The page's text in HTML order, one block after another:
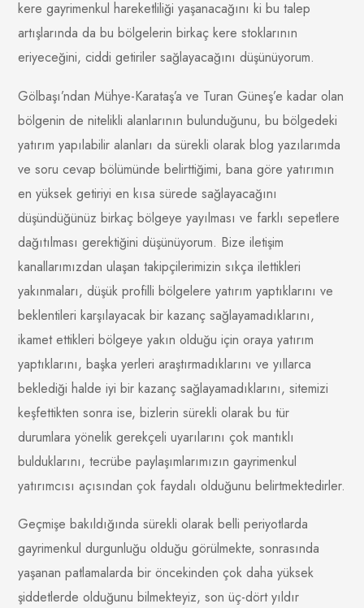
kere gayrimenkul hareketliliği yaşanacağını ki bu talep
artışlarında da bu bölgelerin birkaç kere stoklarının
eriyeceğini, ciddi getiriler sağlayacağını düşünüyorum.
Gölbaşı’ndan Mühye-Karataş’a ve Turan Güneş’e kadar olan
bölgenin de nitelikli alanlarının bulunduğunu, bu bölgedeki
yatırım yapılabilir alanları da sürekli olarak blog yazılarımda
ve soru cevap bölümünde belirttiğimi, bana göre yatırımın
en yüksek getiriyi en kısa sürede sağlayacağını
düşündüğünüz birkaç bölgeye yayılması ve farklı sepetlere
dağıtılması gerektiğini düşünüyorum. Bize iletişim
kanallarımızdan ulaşan takipçilerimizin sıkça ilettikleri
yakınmaları, düşük profilli bölgelere yatırım yaptıklarını ve
beklentileri karşılayacak bir kazanç sağlayamadıklarını,
ikamet ettikleri bölgeye yakın olduğu için oraya yatırım
yaptıklarını, başka yerleri araştırmadıklarını ve yıllarca
beklediği halde iyi bir kazanç sağlayamadıklarını, sitemizi
keşfettikten sonra ise, bizlerin sürekli olarak bu tür
durumlara yönelik gerekçeli uyarılarını çok mantıklı
bulduklarını, tecrübe paylaşımlarımızın gayrimenkul
yatırımcısı açısından çok faydalı olduğunu belirtmektedirler.
Geçmişe bakıldığında sürekli olarak belli periyotlarda
gayrimenkul durgunluğu olduğu görülmekte, sonrasında
yaşanan patlamalarda bir öncekinden çok daha yüksek
şiddetlerde olduğunu bilmekteyiz, son üç-dört yıldır